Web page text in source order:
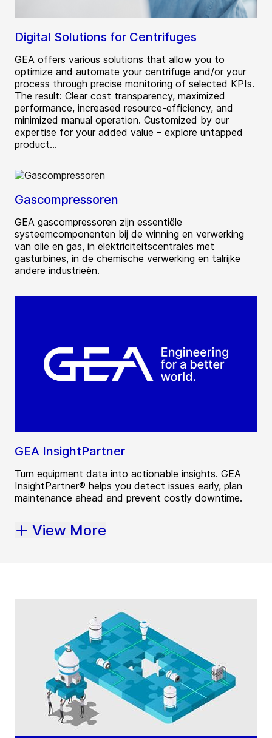
Digital Solutions for Centrifuges
GEA offers various solutions that allow you to
optimize and automate your centrifuge and/or your
process through precise monitoring of selected KPIs.
The result: Clear cost transparency, maximized
performance, increased resource-efficiency, and
minimized manual operation. Customized by our
expertise for your added value – explore untapped
product...
Gascompressoren
GEA gascompressoren zijn essentiële
systeemcomponenten bij de winning en verwerking
van olie en gas, in elektriciteitscentrales met
gasturbines, in de chemische verwerking en talrijke
andere industrieën.
GEA InsightPartner
Turn equipment data into actionable insights. GEA
InsightPartner® helps you detect issues early, plan
maintenance ahead and prevent costly downtime.
View More